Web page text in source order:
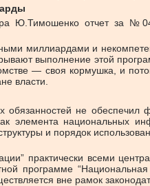
отчет за
миллиардами и
выполнение этой
— своя кормушка, и
власти.
не
элемента
и порядок
практически всеми
программе
вне рамок